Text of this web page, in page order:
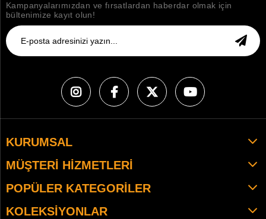
Kampanyalarımızdan ve fırsatlardan haberdar olmak için
bültenimize kayıt olun!
KURUMSAL
MÜŞTERI HIZMETLERI
POPÜLER KATEGORILER
KOLEKSIYONLAR